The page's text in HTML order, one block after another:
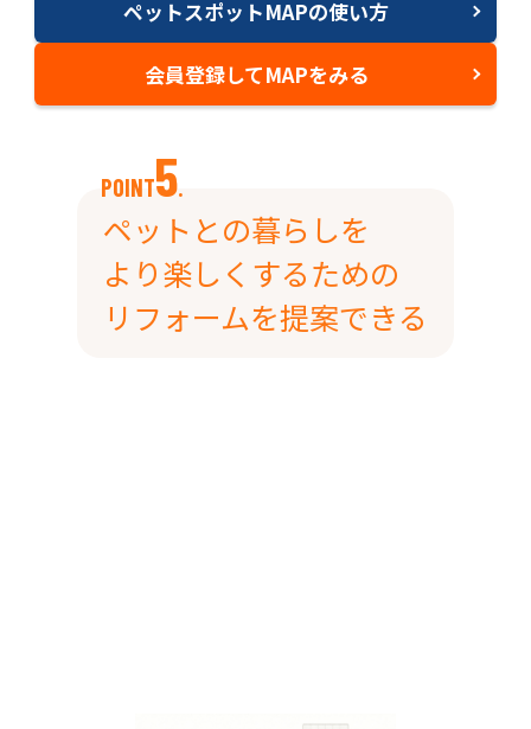
ペットスポットMAPの使い方
会員登録してMAPをみる
POINT5.
ペットとの暮らしを
より楽しくするための
リフォームを提案できる